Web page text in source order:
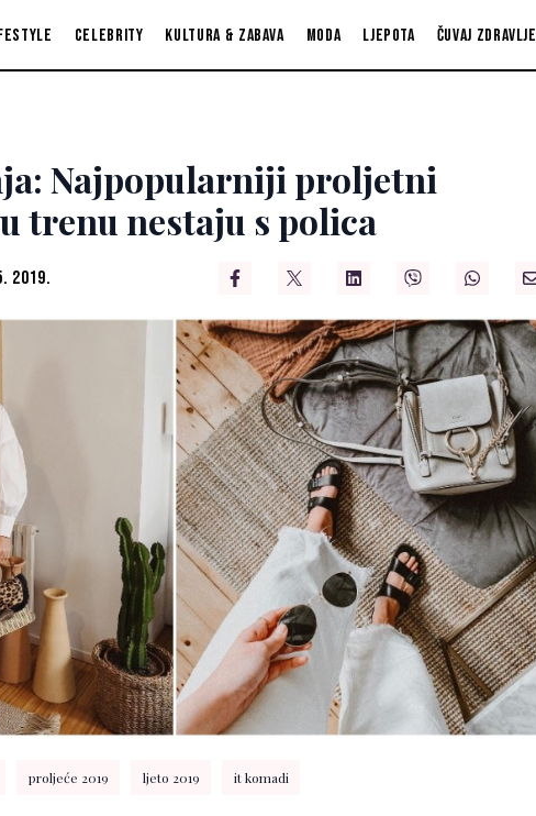
Celebrity Kultura & zabava Moda Ljepota Čuvaj zdravlje
Najpopularniji proljetni
trenu nestaju s polica
2019.
proljeće 2019 ljeto 2019 it komadi